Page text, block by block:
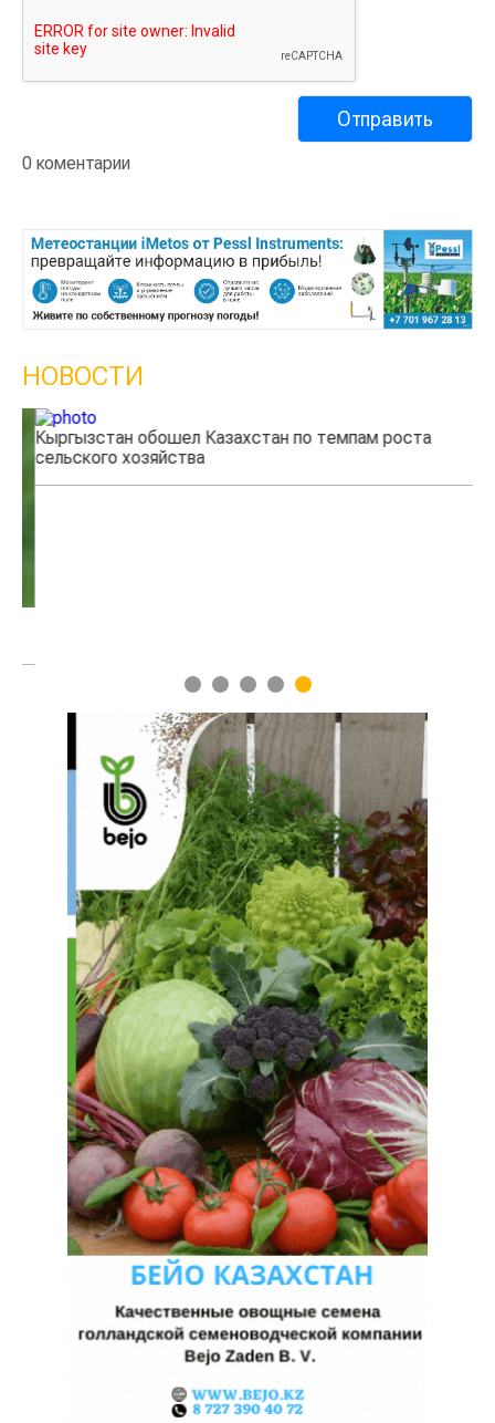
0 коментарии
НОВОСТИ
Кыргызстан обошел Казахстан по темпам роста
сельского хозяйства
1 2 3 4 5